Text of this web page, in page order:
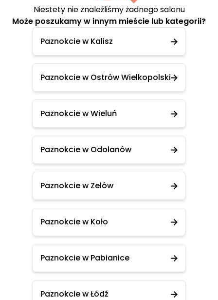
Niestety nie znaleźliśmy żadnego salonu
Może poszukamy w innym mieście lub kategorii?
Paznokcie w Kalisz
Paznokcie w Ostrów Wielkopolski
Paznokcie w Wieluń
Paznokcie w Odolanów
Paznokcie w Zelów
Paznokcie w Koło
Paznokcie w Pabianice
Paznokcie w Łódź